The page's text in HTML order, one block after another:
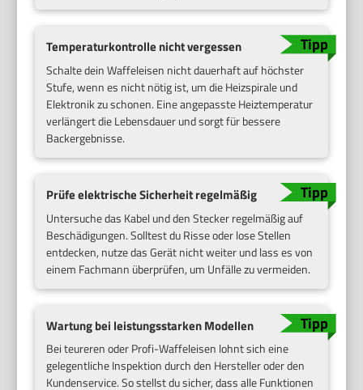
Temperaturkontrolle nicht vergessen
Schalte dein Waffeleisen nicht dauerhaft auf höchster
Stufe, wenn es nicht nötig ist, um die Heizspirale und
Elektronik zu schonen. Eine angepasste Heiztemperatur
verlängert die Lebensdauer und sorgt für bessere
Backergebnisse.
Prüfe elektrische Sicherheit regelmäßig
Untersuche das Kabel und den Stecker regelmäßig auf
Beschädigungen. Solltest du Risse oder lose Stellen
entdecken, nutze das Gerät nicht weiter und lass es von
einem Fachmann überprüfen, um Unfälle zu vermeiden.
Wartung bei leistungsstarken Modellen
Bei teureren oder Profi-Waffeleisen lohnt sich eine
gelegentliche Inspektion durch den Hersteller oder den
Kundenservice. So stellst du sicher, dass alle Funktionen